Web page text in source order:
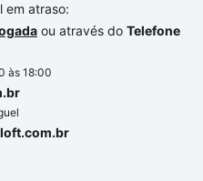
em atraso:
ou através do Telefone
às 18:00